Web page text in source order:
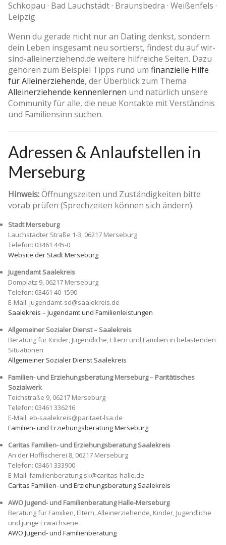
Schkopau · Bad Lauchstädt · Braunsbedra · Weißenfels ·
Leipzig
Wenn du gerade nicht nur an Dating denkst, sondern
dein Leben insgesamt neu sortierst, findest du auf wir-
sind-alleinerziehend.de weitere hilfreiche Seiten. Dazu
gehören zum Beispiel Tipps rund um finanzielle Hilfe
für Alleinerziehende, der Überblick zum Thema
Alleinerziehende kennenlernen und natürlich unsere
Community für alle, die neue Kontakte mit Verständnis
und Familiensinn suchen.
Adressen & Anlaufstellen in
Merseburg
Hinweis:Öffnungszeiten und Zuständigkeiten bitte
vorab prüfen (Sprechzeiten können sich ändern).
Stadt Merseburg
Lauchstädter Straße 1-3, 06217 Merseburg
Telefon: 03461 445-0
Website der Stadt Merseburg
Jugendamt Saalekreis
Domplatz 9, 06217 Merseburg
Telefon: 03461 40-1590
E-Mail: jugendamt-sd@saalekreis.de
Saalekreis – Jugendamt und Familienleistungen
Allgemeiner Sozialer Dienst – Saalekreis
Beratung für Kinder, Jugendliche, Eltern und Familien in belastenden
Situationen
Allgemeiner Sozialer Dienst Saalekreis
Familien- und Erziehungsberatung Merseburg – Paritätisches
Sozialwerk
Teichstraße 9, 06217 Merseburg
Telefon: 03461 336216
E-Mail: eb-saalekreis@paritaet-lsa.de
Familien- und Erziehungsberatung Merseburg
Caritas Familien- und Erziehungsberatung Saalekreis
An der Hoffischerei 8, 06217 Merseburg
Telefon: 03461 333900
E-Mail: familienberatung.sk@caritas-halle.de
Caritas Familien- und Erziehungsberatung Saalekreis
AWO Jugend- und Familienberatung Halle-Merseburg
Beratung für Familien, Eltern, Alleinerziehende, Kinder, Jugendliche
und junge Erwachsene
AWO Jugend- und Familienberatung